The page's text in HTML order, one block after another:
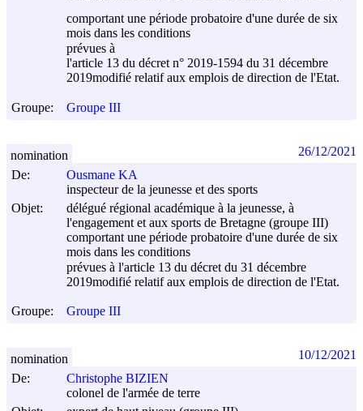
comportant une période probatoire d'une durée de six
mois dans les conditions
prévues à
l'article 13 du décret n° 2019-1594 du 31 décembre
2019modifié relatif aux emplois de direction de l'Etat.
Groupe: Groupe III
De:
Ousmane KA
inspecteur de la jeunesse et des sports
Objet:
délégué régional académique à la jeunesse, à
l'engagement et aux sports de Bretagne (groupe III)
comportant une période probatoire d'une durée de six
mois dans les conditions
prévues à l'article 13 du décret du 31 décembre
2019modifié relatif aux emplois de direction de l'Etat.
Groupe: Groupe III
nomination 26/12/2021
De:
Christophe BIZIEN
colonel de l'armée de terre
nomination 10/12/2021